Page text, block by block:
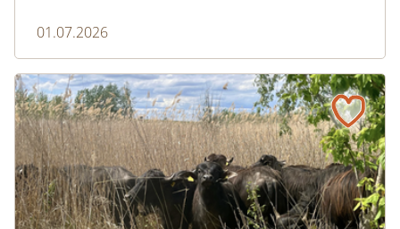
01.07.2026
Naturmagazin: Die Rückkehr der Big Five im Weinviertel
Die Rückkehr der Big Five im Weinviertel